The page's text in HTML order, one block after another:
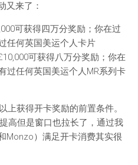
又来了：
可获得四万分奖励；你在过
任何英国美运个人卡片
可获得八万分奖励；你在
过任何英国美运个人MR系列卡
上获得开卡奖励的前置条件。
高但是窗口也拉长了，通过我
Monzo）满足开卡消费其实很